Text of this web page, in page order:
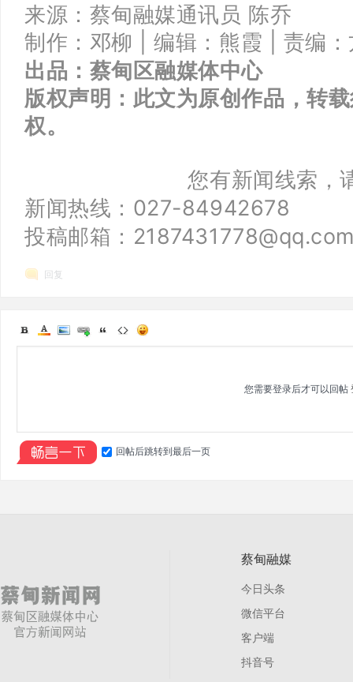
来源：蔡甸融媒通讯员 陈乔
制作：邓柳 |编辑：熊霞 | 责编
出品： 蔡甸区融媒体中心
版权声明：此文为原创作品，转
权。
您有新闻线索，
新闻热线：027-84942678
投稿邮箱：
回复
您需要登录后才可以回帖
回帖后跳转到最后一页
蔡甸融媒
今日头条
微信平台
客户端
抖音号